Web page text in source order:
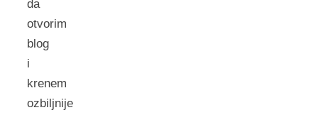
da
otvorim
blog
i
krenem
ozbiljnije